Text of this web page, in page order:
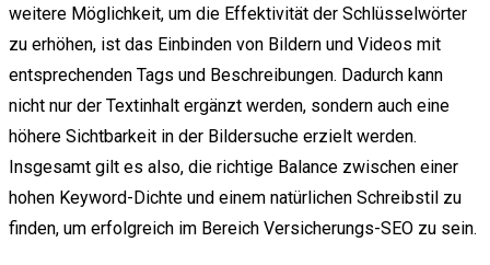
weitere Möglichkeit, um die Effektivität der Schlüsselwörter
zu erhöhen, ist das Einbinden von Bildern und Videos mit
entsprechenden Tags und Beschreibungen. Dadurch kann
nicht nur der Textinhalt ergänzt werden, sondern auch eine
höhere Sichtbarkeit in der Bildersuche erzielt werden.
Insgesamt gilt es also, die richtige Balance zwischen einer
hohen Keyword-Dichte und einem natürlichen Schreibstil zu
finden, um erfolgreich im Bereich Versicherungs-SEO zu sein.